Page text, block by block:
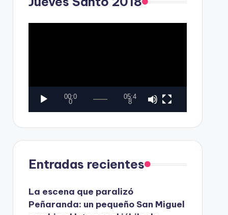
d
o
o
d
e
00:0
0
05:4
8
Entradas recientes
La escena que paralizó
Peñaranda: un pequeño San Miguel